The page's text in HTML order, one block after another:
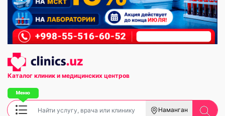
Каталог клиник и медицинских центров
Наманган